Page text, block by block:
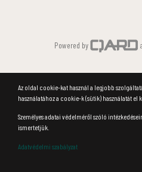
Powered by
Az oldal cookie-kat használ a legjobb
használatához a cookie-k (sütik) használatát el
Személyes adatai védelméről szóló
ismertetjük.
Adatvédelmi szabályzat